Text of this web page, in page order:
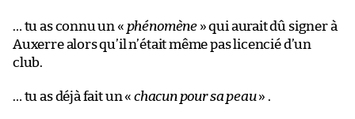
… tu as connu un « phénomène» qui aurait dû signer à
Auxerre alors qu’il n’était même pas licencié d’un
club.
… tu as déjà fait un « chacun pour sa peau» .